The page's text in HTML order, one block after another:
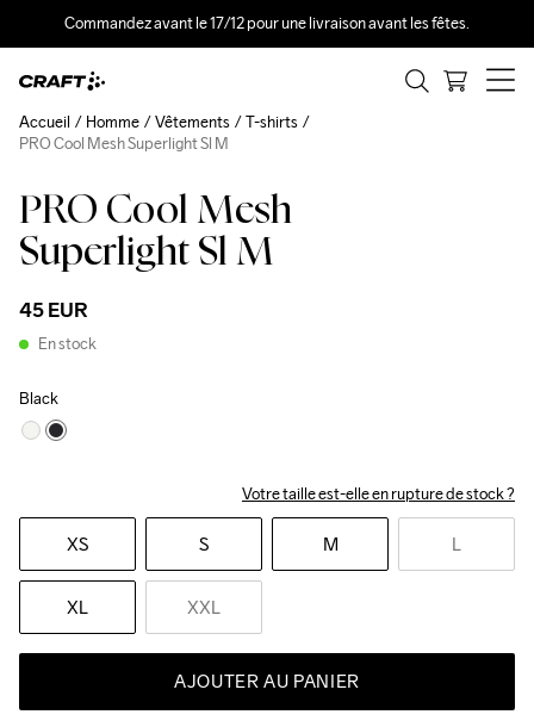
Commandez avant le 17/12 pour une livraison avant les fêtes.
PRO Cool Mesh
Superlight Sl M
45 EUR
En stock
Black
Votre taille est-elle en rupture de stock ?
XS S M L
XL XXL
AJOUTER AU PANIER
Accueil Homme Vêtements
T-shirts
PRO Cool Mesh Superlight Sl M